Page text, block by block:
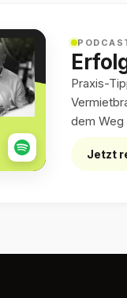
Praxis-
dem Weg
Jetzt